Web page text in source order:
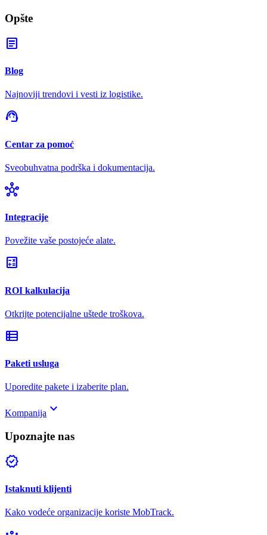
Opšte
article
Blog
Najnoviji trendovi i vesti iz logistike.
support_agent
Centar za pomoć
Sveobuhvatna podrška i dokumentacija.
hub
Integracije
Povežite vaše postojeće alate.
calculate
ROI kalkulacija
Otkrijte potencijalne uštede troškova.
view_list
Paketi usluga
Uporedite pakete i izaberite plan.
Kompanija keyboard_arrow_down
Upoznajte nas
verified
Istaknuti klijenti
Kako vodeće organizacije koriste MobTrack.